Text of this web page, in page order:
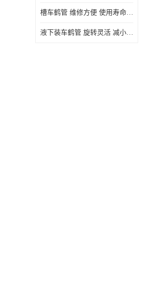
槽车鹤管 维修方便 使用寿命较长
液下装车鹤管 旋转灵活 减小压力损失